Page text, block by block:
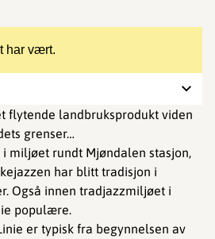
har vært.
flytende landbruksprodukt viden
grenser…
miljøet rundt Mjøndalen stasjon,
har blitt tradisjon i
Også innen tradjazzmiljøet i
populære.
er typisk fra begynnelsen av